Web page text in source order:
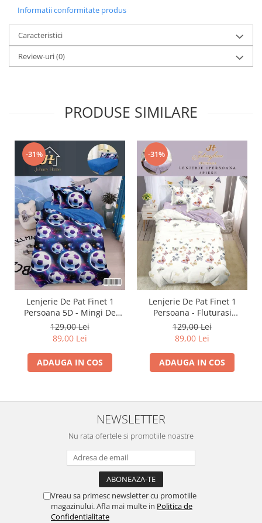
Informatii conformitate produs
Caracteristici
Review-uri(0)
PRODUSE SIMILARE
-31%
Lenjerie De Pat Finet 1
Persoana 5D - Mingi De
Fotbal In Galaxie
129,00 Lei
89,00 Lei
ADAUGA IN COS
-31%
Lenjerie De Pat Finet 1
Persoana - Fluturasi
Multicolori
129,00 Lei
89,00 Lei
ADAUGA IN COS
NEWSLETTER
Nu rata ofertele si promotiile noastre
Vreau sa primesc newsletter cu promotiile
magazinului. Afla mai multe in Politica de
Confidentialitate